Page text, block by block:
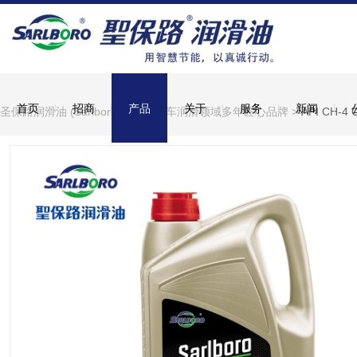
首页 招商 产品 关于 服务 新闻
圣保路润滑油 (Sarlboro)，深耕汽车润滑领域多年匠心品牌 >API CH-4